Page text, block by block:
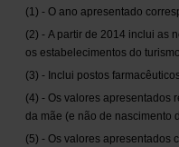
(1) - O ano apresentado
(2) - A partir de 2014 inclui as
os estabelecimentos do
(3) - Inclui postos
(4) - Os valores apresentados
da mãe (e não de nascimento
(5) - Os valores apresentados